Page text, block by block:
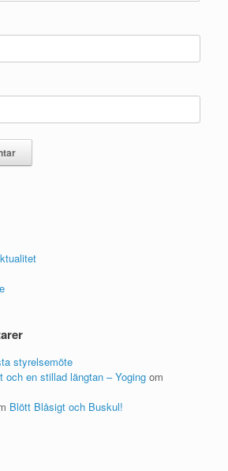
styrelsemöte
och en stillad längtan – Yoging om
Blött Blåsigt och Buskul!